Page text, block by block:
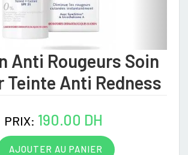
Anti Rougeurs Soin
Teinte Anti Redness
PRIX: 190.00 DH
AJOUTER AU PANIER